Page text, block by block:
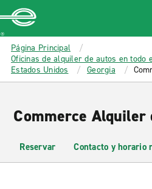
MAIN
CONTENT
Enterprise
Página Principal
Oficinas de alquiler de autos en todo
Estados Unidos
Georgia
Commerce Alquiler
Reservar Contacto y horario